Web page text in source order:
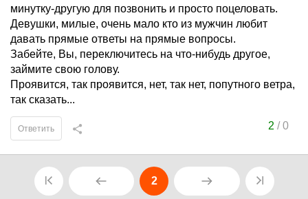
минутку-другую для позвонить и просто поцеловать.
Девушки, милые, очень мало кто из мужчин любит
давать прямые ответы на прямые вопросы.
Забейте, Вы, переключитесь на что-нибудь другое,
займите свою голову.
Проявится, так проявится, нет, так нет, попутного ветра,
так сказать...
2 /0
Ответить
2